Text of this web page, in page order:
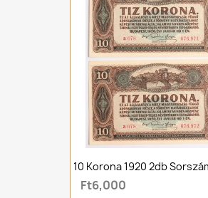
10 Korona 1920 2db
Ft6,000